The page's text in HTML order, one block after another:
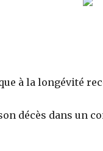
à la longévité
décès dans un